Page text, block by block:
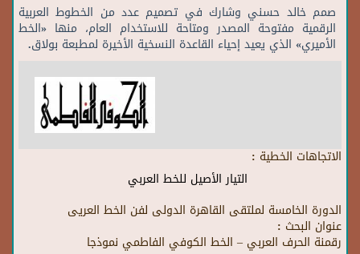
صمم خالد حسني وشارك في تصميم عدد من الخطوط العربية
الرقمية مفتوحة المصدر ومتاحة للاستخدام العام، منها «الخط
الأميري» الذي يعيد إحياء القاعدة النسخية الأخيرة لمطبعة بولاق.
الاتجاهات الخطية :
التيار الأصيل للخط العربي
الدورة الخامسة لملتقى القاهرة الدولى لفن الخط العريى
عنوان البحث :
رقمنة الحرف العربي – الخط الكوفي الفاطمي نموذجا